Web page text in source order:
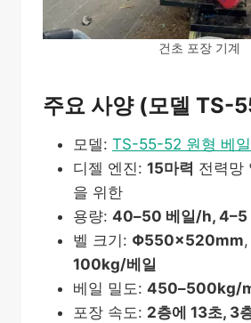
건초 포장 기계
주요 사양 (모델 TS-
모델: TS-55-52 원형 베
디젤 엔진: 15마력 전력망
을 위한
용량: 40–50 베일/h, 4–5
벨 크기: Φ550×520mm
100kg/베일
베일 밀도: 450–500kg/
포장 속도: 2층에 13초, 3